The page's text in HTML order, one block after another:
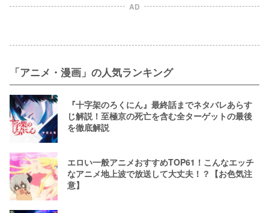
AD
「アニメ・漫画」の人気ランキング
『十字架のろくにん』最終話までネタバレあらす
じ解説！至極京の死亡を含む全ターゲットの最後
を徹底解説
エロい一般アニメおすすめTOP61！こんなエッチ
なアニメ地上波で放送して大丈夫！？【お色気注
意】